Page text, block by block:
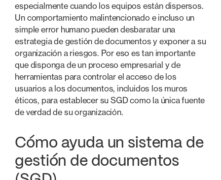
especialmente cuando los equipos están dispersos.
Un comportamiento malintencionado e incluso un
simple error humano pueden desbaratar una
estrategia de gestión de documentos y exponer a su
organización a riesgos. Por eso es tan importante
que disponga de un proceso empresarial y de
herramientas para controlar el acceso de los
usuarios a los documentos, incluidos los muros
éticos, para establecer su SGD como la única fuente
de verdad de su organización.
Cómo ayuda un sistema de
gestión de documentos